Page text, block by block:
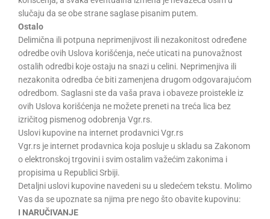
slučaju da se obe strane saglase pisanim putem.
Ostalo
Delimična ili potpuna neprimenjivost ili nezakonitost određene
odredbe ovih Uslova korišćenja, neće uticati na punovažnost
ostalih odredbi koje ostaju na snazi u celini. Neprimenjiva ili
nezakonita odredba će biti zamenjena drugom odgovarajućom
odredbom. Saglasni ste da vaša prava i obaveze proistekle iz
ovih Uslova korišćenja ne možete preneti na treća lica bez
izričitog pismenog odobrenja Vgr.rs.
Uslovi kupovine na internet prodavnici Vgr.rs
Vgr.rs je internet prodavnica koja posluje u skladu sa Zakonom
o elektronskoj trgovini i svim ostalim važećim zakonima i
propisima u Republici Srbiji.
Detaljni uslovi kupovine navedeni su u sledećem tekstu. Molimo
Vas da se upoznate sa njima pre nego što obavite kupovinu:
I NARUČIVANJE